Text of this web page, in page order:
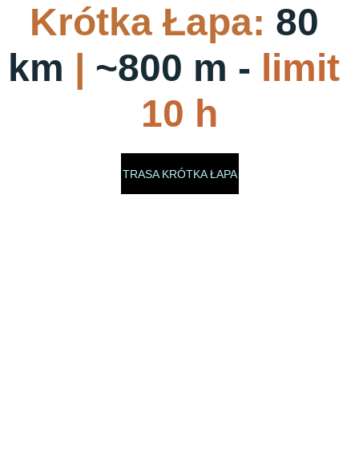
Krótka Łapa: 80
km | ~800 m - limit
10 h
TRASA KRÓTKA ŁAPA